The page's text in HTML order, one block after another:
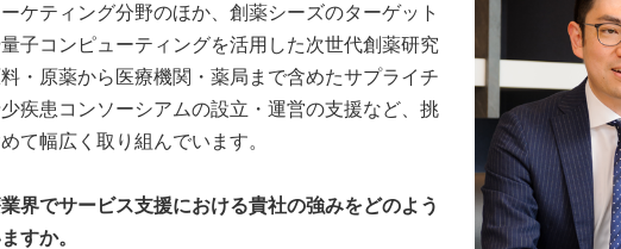
ケティング分野のほか、創薬シーズのターゲット
子コンピューティングを活用した次世代創薬研究
・原薬から医療機関・薬局まで含めたサプライチ
疾患コンソーシアムの設立・運営の支援など、挑
て幅広く取り組んでいます。
界でサービス支援における貴社の強みをどのよう
すか。